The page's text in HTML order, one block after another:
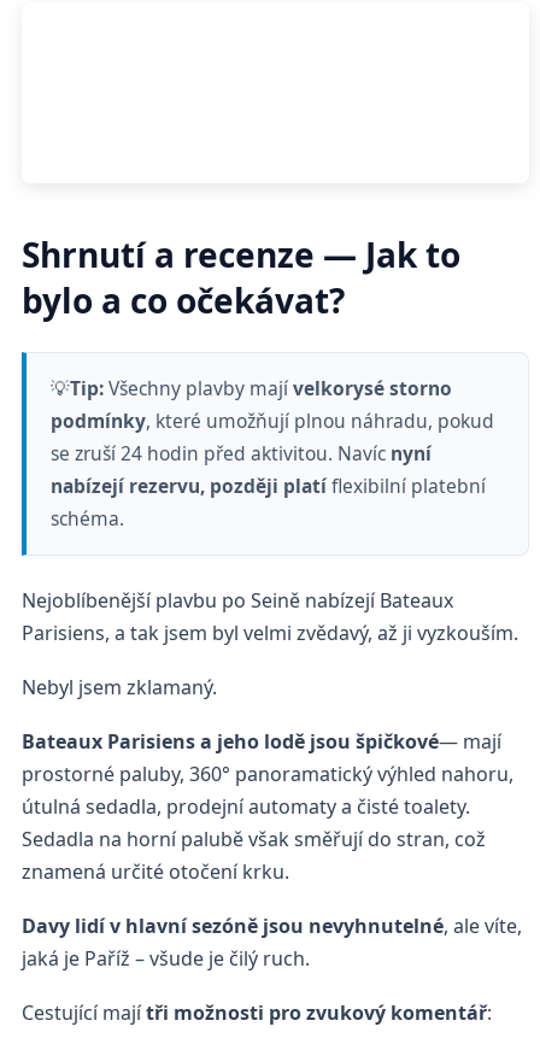
Shrnutí a recenze — Jak to
bylo a co očekávat?
💡Tip:Všechny plavby majívelkorysé storno
podmínky, které umožňují plnou náhradu, pokud
se zruší 24 hodin před aktivitou. Navíc nyní
nabízejí rezervu, později platíflexibilní platební
schéma.
Nejoblíbenější plavbu po Seině nabízejí Bateaux
Parisiens, a tak jsem byl velmi zvědavý, až ji vyzkouším.
Nebyl jsem zklamaný.
Bateaux Parisiens a jeho lodě jsou špičkové— mají
prostorné paluby, 360° panoramatický výhled nahoru,
útulná sedadla, prodejní automaty a čisté toalety.
Sedadla na horní palubě však směřují do stran, což
znamená určité otočení krku.
Davy lidí v hlavní sezóně jsou nevyhnutelné, ale víte,
jaká je Paříž – všude je čilý ruch.
Cestující majítři možnosti pro zvukový komentář: